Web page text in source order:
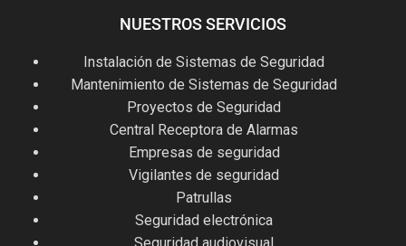
NUESTROS SERVICIOS
Instalación de Sistemas de Seguridad
Mantenimiento de Sistemas de Seguridad
Proyectos de Seguridad
Central Receptora de Alarmas
Empresas de seguridad
Vigilantes de seguridad
Patrullas
Seguridad electrónica